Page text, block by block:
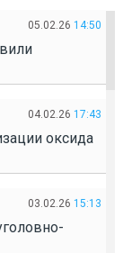
05.02.26 14:50
04.02.26 17:43
оксида
03.02.26 15:13